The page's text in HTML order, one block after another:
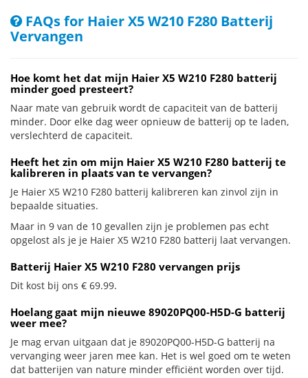
FAQs for Haier X5 W210 F280 Batterij
Vervangen
Hoe komt het dat mijn Haier X5 W210 F280 batterij
minder goed presteert?
Naar mate van gebruik wordt de capaciteit van de batterij
minder. Door elke dag weer opnieuw de batterij op te laden,
verslechterd de capaciteit.
Heeft het zin om mijn Haier X5 W210 F280 batterij te
kalibreren in plaats van te vervangen?
Je Haier X5 W210 F280 batterij kalibreren kan zinvol zijn in
bepaalde situaties.
Maar in 9 van de 10 gevallen zijn je problemen pas echt
opgelost als je je Haier X5 W210 F280 batterij laat vervangen.
Batterij Haier X5 W210 F280 vervangen prijs
Dit kost bij ons € 69.99.
Hoelang gaat mijn nieuwe 89020PQ00-H5D-G batterij
weer mee?
Je mag ervan uitgaan dat je 89020PQ00-H5D-G batterij na
vervanging weer jaren mee kan. Het is wel goed om te weten
dat batterijen van nature minder efficiënt worden over tijd.